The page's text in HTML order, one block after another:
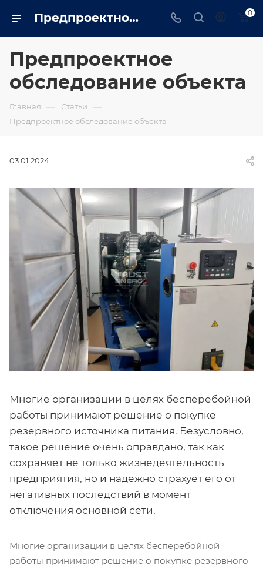
Предпроектное обследование объекта - trustenergo.ru 0
Предпроектное
обследование объекта
Главная — Статьи —
Предпроектное обследование объекта
03.01.2024
Многие организации в целях бесперебойной
работы принимают решение о покупке
резервного источника питания. Безусловно,
такое решение очень оправдано, так как
сохраняет не только жизнедеятельность
предприятия, но и надежно страхует его от
негативных последствий в момент
отключения основной сети.
Многие организации в целях бесперебойной
работы принимают решение о покупке резервного